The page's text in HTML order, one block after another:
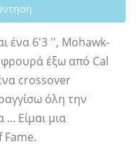
ένα 6'3 '', Mohawk-
φρουρά έξω από Cal
crossover
όλη την
Είμαι μια
Fame.